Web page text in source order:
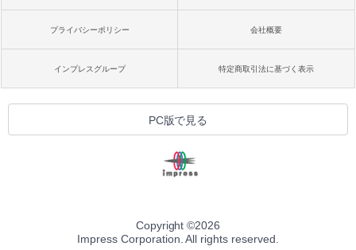
プライバシーポリシー 会社概要
インプレスグループ 特定商取引法に基づく表示
PC版で見る
Copyright ©2026
Impress Corporation. All rights reserved.